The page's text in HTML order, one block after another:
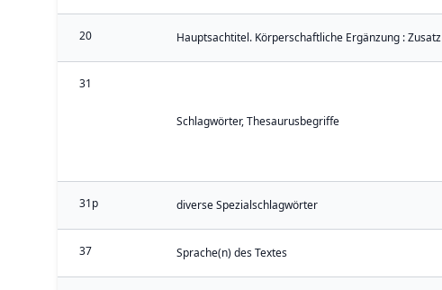
20 Hauptsachtitel. Körperschaftliche Ergänzung : Zusatz
31
Schlagwörter, Thesaurusbegriffe
31p diverse Spezialschlagwörter
37 Sprache(n) des Textes